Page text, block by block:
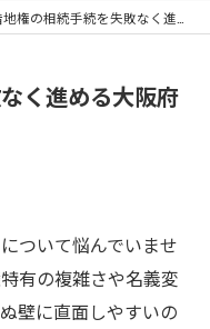
権の相続手続を失敗なく進める大阪府守口市の安心ガイド
く進める大阪府
ついて悩んでいませ
有の複雑さや名義変
壁に直面しやすいの